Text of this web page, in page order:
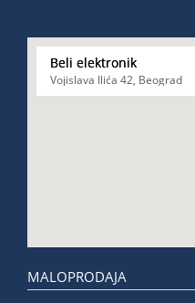
Beli elektronik
Vojislava Ilića 42, Beograd
MALOPRODAJA